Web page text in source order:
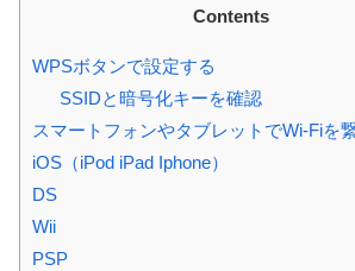
Contents
WPSボタンで設定する
SSIDと暗号化キーを確認
スマートフォンやタブレットでWi-Fiを
iOS（iPod iPad Iphone）
DS
Wii
PSP